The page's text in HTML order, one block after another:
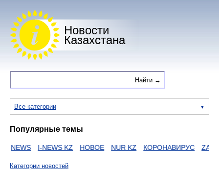
Новости
Казахстана
Все категории
Популярные темы
NEWS I-NEWS KZ НОВОЕ NUR KZ КОРОНАВИРУС ZAKON
Категории новостей